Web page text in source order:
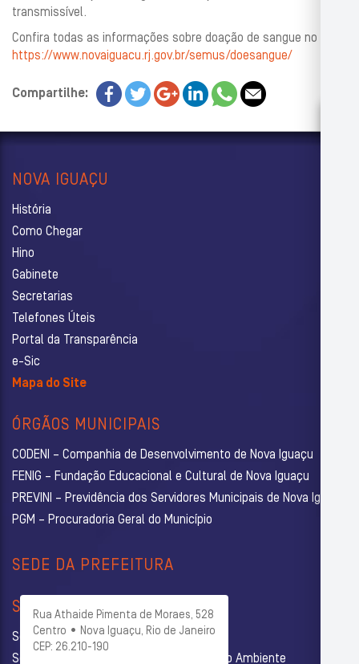
transmissível.
Confira todas as informações sobre doação de sangue no site:
https://www.novaiguacu.rj.gov.br/semus/doesangue/
Compartilhe:
NOVA IGUAÇU
História
Como Chegar
Hino
Gabinete
Secretarias
Telefones Úteis
Portal da Transparência
e-Sic
Mapa do Site
ÓRGÃOS MUNICIPAIS
CODENI – Companhia de Desenvolvimento de Nova Iguaçu
FENIG – Fundação Educacional e Cultural de Nova Iguaçu
PREVINI – Previdência dos Servidores Municipais de Nova Iguaçu
PGM – Procuradoria Geral do Município
SEDE DA PREFEITURA
Rua Athaide Pimenta de Moraes, 528
Centro • Nova Iguaçu, Rio de Janeiro
CEP: 26.210-190
SECRETARIAS
Secretaria Municipal de Administração
Secretaria Municipal de Agricultura e Meio Ambiente